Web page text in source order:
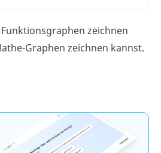
zeichnen
Graphen zeichnen kannst.